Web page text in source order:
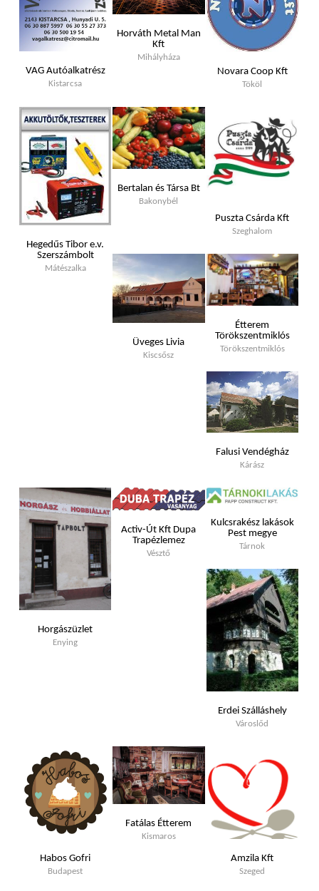
VAG Autóalkatrész
Kistarcsa
Horváth Metal Man
Kft
Mihályháza
Novara Coop Kft
Tököl
Hegedűs Tibor e.v.
Szerszámbolt
Mátészalka
Bertalan és Társa Bt
Bakonybél
Puszta Csárda Kft
Szeghalom
Üveges Livia
Kiscsősz
Étterem
Törökszentmiklós
Törökszentmiklós
Falusi Vendégház
Kárász
Horgászüzlet
Enying
Activ-Út Kft Dupa
Trapézlemez
Vésztő
Kulcsrakész lakások
Pest megye
Tárnok
Erdei Szálláshely
Városlőd
Habos Gofri
Budapest
Fatálas Étterem
Kismaros
Amzila Kft
Szeged